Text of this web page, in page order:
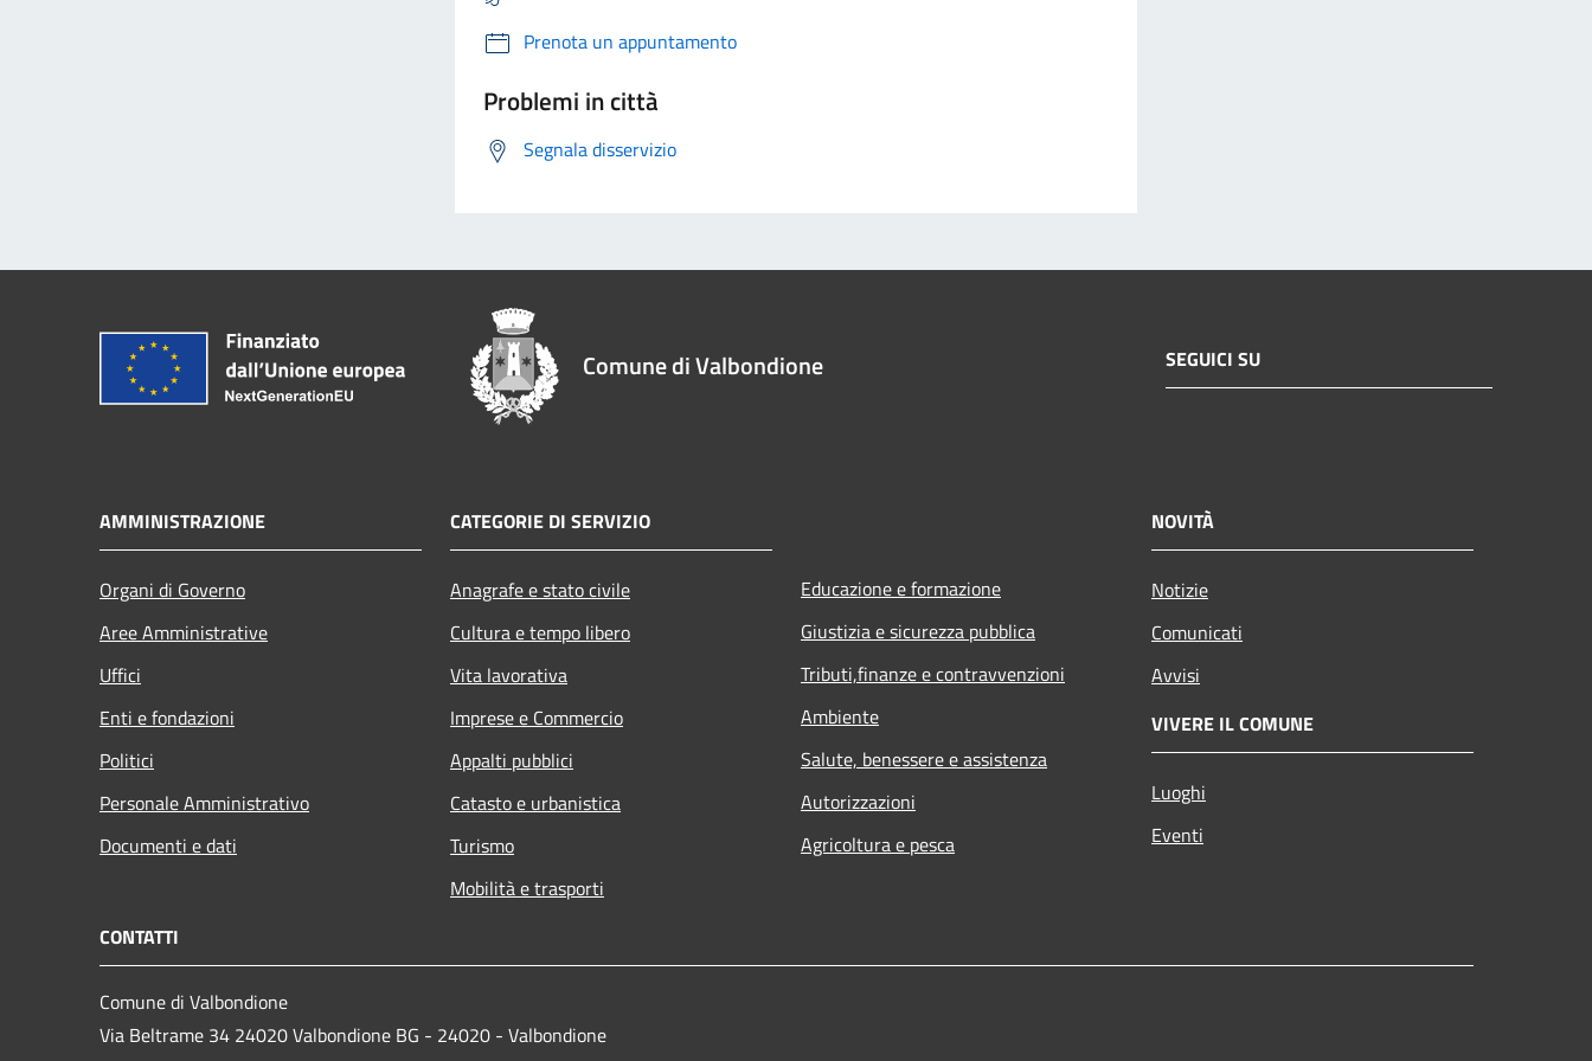
Prenota un appuntamento
Problemi in città
Segnala disservizio
Comune di Valbondione SEGUICI SU
AMMINISTRAZIONE
Organi di Governo
Aree Amministrative
Uffici
Enti e fondazioni
Politici
Personale Amministrativo
Documenti e dati
CATEGORIE DI SERVIZIO
Anagrafe e stato civile
Cultura e tempo libero
Vita lavorativa
Imprese e Commercio
Appalti pubblici
Catasto e urbanistica
Turismo
Mobilità e trasporti
Educazione e formazione
Giustizia e sicurezza pubblica
Tributi,finanze e contravvenzioni
Ambiente
Salute, benessere e assistenza
Autorizzazioni
Agricoltura e pesca
NOVITÀ
Notizie
Comunicati
Avvisi
VIVERE IL COMUNE
Luoghi
Eventi
CONTATTI
Comune di Valbondione
Via Beltrame 34 24020 Valbondione BG - 24020 - Valbondione